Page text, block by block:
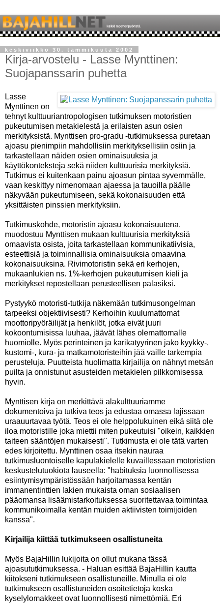
keskiviikko 30. tammikuuta 2002
Kirja-arvostelu - Lasse Mynttinen:
Suojapanssarin puhetta
Lasse
Mynttinen on
tehnyt kulttuuriantropologisen tutkimuksen motoristien
pukeutumisen metakielestä ja erilaisten asun osien
merkityksistä. Mynttisen pro-gradu -tutkimuksessa puretaan
ajoasu pienimpiin mahdollisiin merkityksellisiin osiin ja
tarkastellaan näiden osien ominaisuuksia ja
käyttökonteksteja sekä niiden kulttuurisia merkityksiä.
Tutkimus ei kuitenkaan painu ajoasun pintaa syvemmälle,
vaan keskittyy nimenomaan ajaessa ja tauoilla päälle
näkyvään pukeutumiseen, sekä kokonaisuuden että
yksittäisten pinssien merkityksiin.
Tutkimuskohde, motoristin ajoasu kokonaisuutena,
muodostuu Mynttisen mukaan kulttuurisia merkityksiä
omaavista osista, joita tarkastellaan kommunikatiivisia,
esteettisiä ja toiminnallisia ominaisuuksia omaavina
kokonaisuuksina. Rivimotoristin sekä eri kerhojen,
mukaanlukien ns. 1%-kerhojen pukeutumisen kieli ja
merkitykset repostellaan perusteellisen palasiksi.
Pystyykö motoristi-tutkija näkemään tutkimusongelman
tarpeeksi objektiivisesti? Kerhoihin kuulumattomat
moottoripyöräilijät ja henkilöt, jotka eivät juuri
kokoontumisissa luuhaa, jäävät lähes olemattomalle
huomiolle. Myös perinteinen ja karikatyyrinen jako kyykky-,
kustomi-, kura- ja matkamotoristeihin jää vaille tarkempia
perusteluja. Puutteista huolimatta kirjailija on nähnyt metsän
puilta ja onnistunut asusteiden metakielen pilkkomisessa
hyvin.
Mynttisen kirja on merkittävä alakulttuuriamme
dokumentoiva ja tutkiva teos ja edustaa omassa lajissaan
uraauurtavaa työtä. Teos ei ole helppolukuinen eikä siitä ole
iloa motoristille joka miettii miten pukeutuisi "oikein, kaikkien
taiteen sääntöjen mukaisesti". Tutkimusta ei ole tätä varten
edes kirjoitettu. Mynttinen osaa itsekin nauraa
tutkimusluontoiselle kapulakielelle kuvaillessaan motoristien
keskustelutuokiota lauseella: "habituksia luonnollisessa
esiintymisympäristössään harjoitamassa kentän
immanentinttien lakien mukaista oman sosiaalisen
pääomansa lisäämistarkoituksessa suoritettavaa toimintaa
kommunikoimalla kentän muiden aktiivisten toimijoiden
kanssa".
Kirjailija kiittää tutkimukseen osallistuneita
Myös BajaHillin lukijoita on ollut mukana tässä
ajoasututkimuksessa. - Haluan esittää BajaHillin kautta
kiitokseni tutkimukseen osallistuneille. Minulla ei ole
tutkimukseen osallistuneiden osoitetietoja koska
kyselylomakkeet ovat luonnollisesti nimettömiä. Eri